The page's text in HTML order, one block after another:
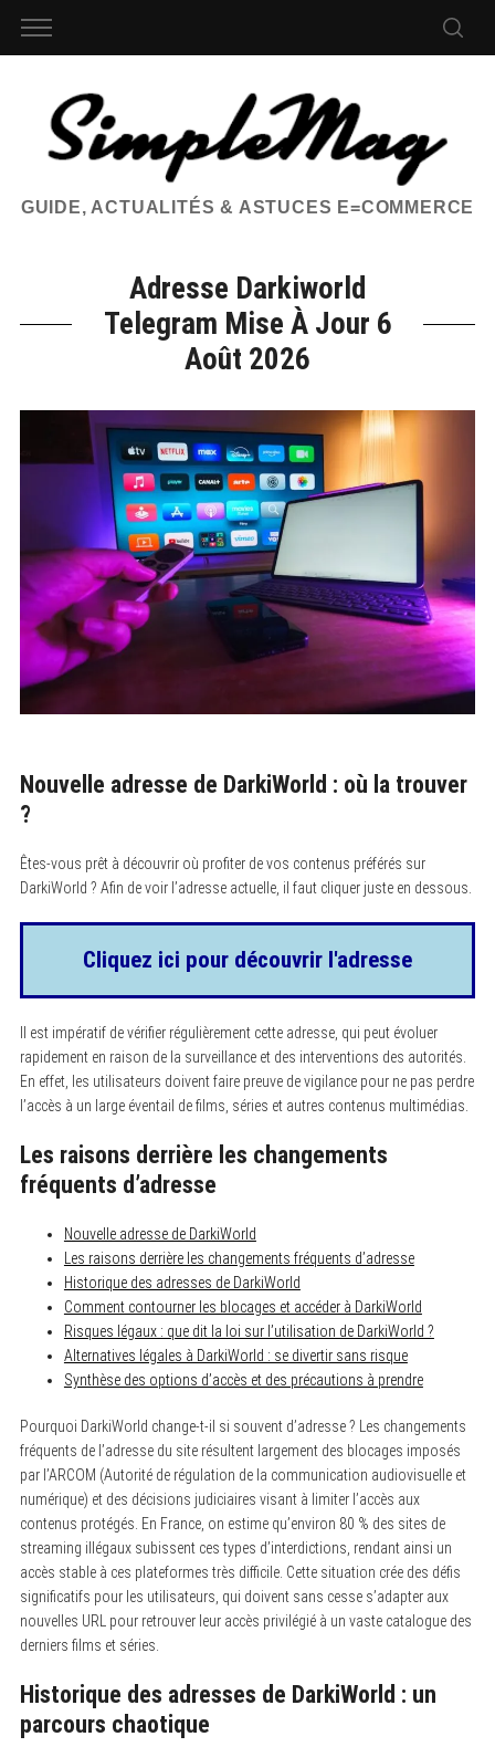
GUIDE, ACTUALITÉS & ASTUCES E=COMMERCE
Adresse Darkiworld
Telegram Mise À Jour 6
Août 2026
Nouvelle adresse de DarkiWorld : où la trouver
?
Êtes-vous prêt à découvrir où profiter de vos contenus préférés sur
DarkiWorld ? Afin de voir l’adresse actuelle, il faut cliquer juste en dessous.
Cliquez ici pour découvrir l'adresse
Il est impératif de vérifier régulièrement cette adresse, qui peut évoluer
rapidement en raison de la surveillance et des interventions des autorités.
En effet, les utilisateurs doivent faire preuve de vigilance pour ne pas perdre
l’accès à un large éventail de films, séries et autres contenus multimédias.
Les raisons derrière les changements
fréquents d’adresse
Nouvelle adresse de DarkiWorld
Les raisons derrière les changements fréquents d’adresse
Historique des adresses de DarkiWorld
Comment contourner les blocages et accéder à DarkiWorld
Risques légaux : que dit la loi sur l’utilisation de DarkiWorld ?
Alternatives légales à DarkiWorld : se divertir sans risque
Synthèse des options d’accès et des précautions à prendre
Pourquoi DarkiWorld change-t-il si souvent d’adresse ? Les changements
fréquents de l’adresse du site résultent largement des blocages imposés
par l’ARCOM (Autorité de régulation de la communication audiovisuelle et
numérique) et des décisions judiciaires visant à limiter l’accès aux
contenus protégés. En France, on estime qu’environ 80 % des sites de
streaming illégaux subissent ces types d’interdictions, rendant ainsi un
accès stable à ces plateformes très difficile. Cette situation crée des défis
significatifs pour les utilisateurs, qui doivent sans cesse s’adapter aux
nouvelles URL pour retrouver leur accès privilégié à un vaste catalogue des
derniers films et séries.
Historique des adresses de DarkiWorld : un
parcours chaotique